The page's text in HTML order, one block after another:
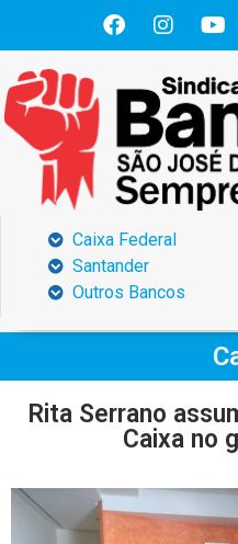
Caixa Federal
Santander
Outros Bancos
Rita Serrano
Caixa no